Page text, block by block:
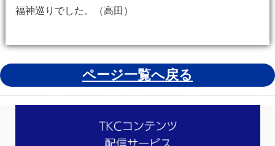
福神巡りでした。（高田）
ページ一覧へ戻る